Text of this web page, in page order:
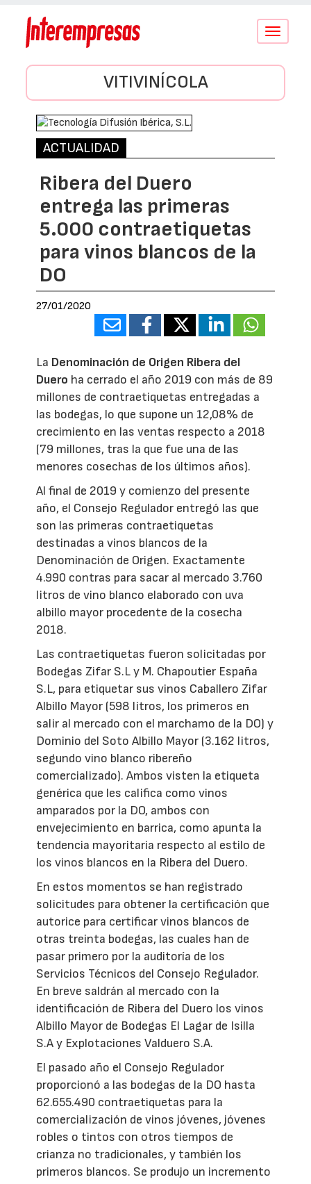
Conmutar
VITIVINÍCOLA
ACTUALIDAD
Ribera del Duero
entrega las primeras
5.000 contraetiquetas
para vinos blancos de la
DO
27/01/2020
La Denominación de Origen Ribera del
Duero ha cerrado el año 2019 con más de 89
millones de contraetiquetas entregadas a
las bodegas, lo que supone un 12,08% de
crecimiento en las ventas respecto a 2018
(79 millones, tras la que fue una de las
menores cosechas de los últimos años).
Al final de 2019 y comienzo del presente
año, el Consejo Regulador entregó las que
son las primeras contraetiquetas
destinadas a vinos blancos de la
Denominación de Origen. Exactamente
4.990 contras para sacar al mercado 3.760
litros de vino blanco elaborado con uva
albillo mayor procedente de la cosecha
2018.
Las contraetiquetas fueron solicitadas por
Bodegas Zifar S.L y M. Chapoutier España
S.L, para etiquetar sus vinos Caballero Zifar
Albillo Mayor (598 litros, los primeros en
salir al mercado con el marchamo de la DO) y
Dominio del Soto Albillo Mayor (3.162 litros,
segundo vino blanco ribereño
comercializado). Ambos visten la etiqueta
genérica que les califica como vinos
amparados por la DO, ambos con
envejecimiento en barrica, como apunta la
tendencia mayoritaria respecto al estilo de
los vinos blancos en la Ribera del Duero.
En estos momentos se han registrado
solicitudes para obtener la certificación que
autorice para certificar vinos blancos de
otras treinta bodegas, las cuales han de
pasar primero por la auditoría de los
Servicios Técnicos del Consejo Regulador.
En breve saldrán al mercado con la
identificación de Ribera del Duero los vinos
Albillo Mayor de Bodegas El Lagar de Isilla
S.A y Explotaciones Valduero S.A.
El pasado año el Consejo Regulador
proporcionó a las bodegas de la DO hasta
62.655.490 contraetiquetas para la
comercialización de vinos jóvenes, jóvenes
robles o tintos con otros tiempos de
crianza no tradicionales, y también los
primeros blancos. Se produjo un incremento